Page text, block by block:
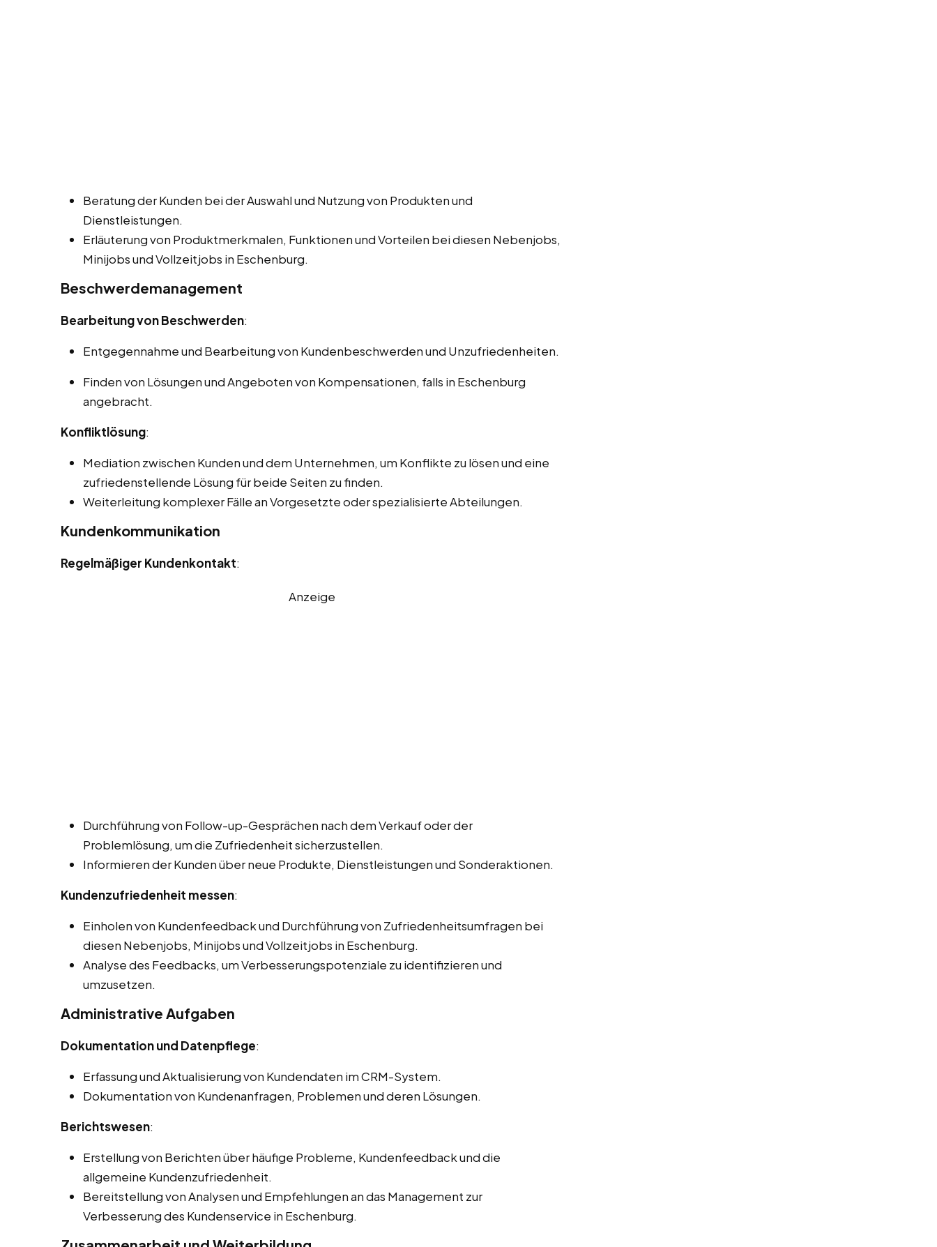
Beratung der Kunden bei der Auswahl und Nutzung von Produkten und
Dienstleistungen.
Erläuterung von Produktmerkmalen, Funktionen und Vorteilen bei diesen Nebenjobs,
Minijobs und Vollzeitjobs in Eschenburg.
Beschwerdemanagement
Bearbeitung von Beschwerden:
Entgegennahme und Bearbeitung von Kundenbeschwerden und Unzufriedenheiten.
Finden von Lösungen und Angeboten von Kompensationen, falls in Eschenburg
angebracht.
Konfliktlösung:
Mediation zwischen Kunden und dem Unternehmen, um Konflikte zu lösen und eine
zufriedenstellende Lösung für beide Seiten zu finden.
Weiterleitung komplexer Fälle an Vorgesetzte oder spezialisierte Abteilungen.
Kundenkommunikation
Regelmäßiger Kundenkontakt:
Anzeige
Durchführung von Follow-up-Gesprächen nach dem Verkauf oder der
Problemlösung, um die Zufriedenheit sicherzustellen.
Informieren der Kunden über neue Produkte, Dienstleistungen und Sonderaktionen.
Kundenzufriedenheit messen:
Einholen von Kundenfeedback und Durchführung von Zufriedenheitsumfragen bei
diesen Nebenjobs, Minijobs und Vollzeitjobs in Eschenburg.
Analyse des Feedbacks, um Verbesserungspotenziale zu identifizieren und
umzusetzen.
Administrative Aufgaben
Dokumentation und Datenpflege:
Erfassung und Aktualisierung von Kundendaten im CRM-System.
Dokumentation von Kundenanfragen, Problemen und deren Lösungen.
Berichtswesen:
Erstellung von Berichten über häufige Probleme, Kundenfeedback und die
allgemeine Kundenzufriedenheit.
Bereitstellung von Analysen und Empfehlungen an das Management zur
Verbesserung des Kundenservice in Eschenburg.